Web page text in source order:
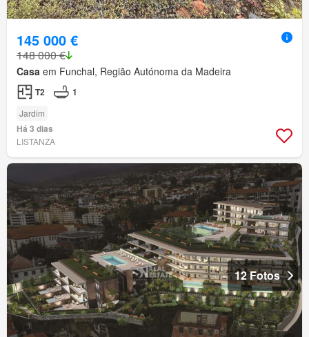
145 000 €
148 000 €
Casa em Funchal, Região Autónoma da Madeira
T2 1
Jardim
Há 3 dias
LISTANZA
12 Fotos